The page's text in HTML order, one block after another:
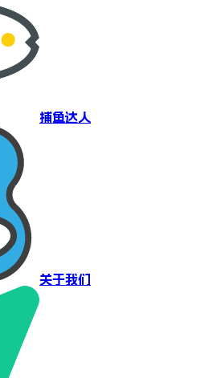
捕鱼达人
关于我们